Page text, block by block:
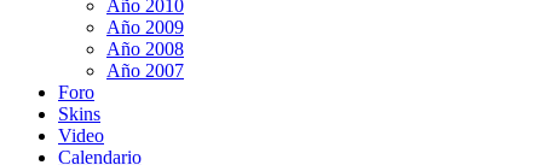
Año 2010
Año 2009
Año 2008
Año 2007
Foro
Skins
Video
Calendario